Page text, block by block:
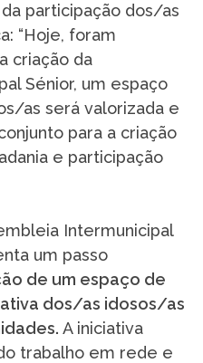
participação dos/as
“Hoje, foram
criação da
Sénior, um espaço
as será valorizada e
para a criação
e participação
Intermunicipal
um passo
de um espaço de
dos/as idosos/as
A iniciativa
trabalho em rede e